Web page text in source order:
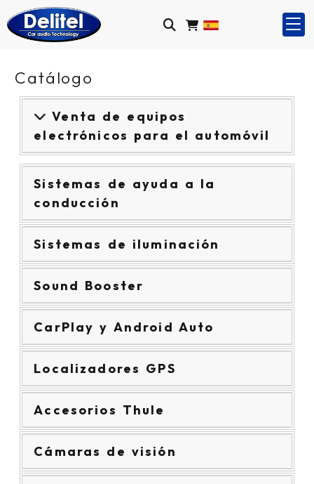
Catálogo
Venta de equipos
electrónicos para el automóvil
Sistemas de ayuda a la
conducción
Sistemas de iluminación
Sound Booster
CarPlay y Android Auto
Localizadores GPS
Accesorios Thule
Cámaras de visión